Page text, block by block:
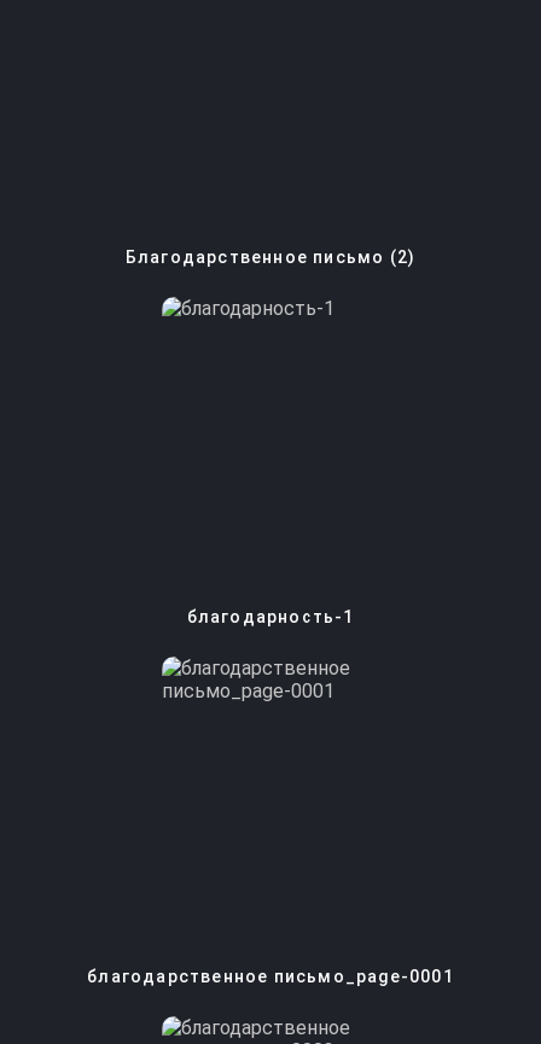
Благодарственное письмо (2)
благодарность-1
благодарственное письмо_page-0001